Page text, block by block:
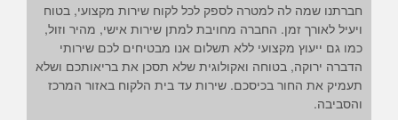
חברתנו שמה לה למטרה לספק לכל לקוח שירות מקצועי, בטוח
ויעיל לאורך זמן. החברה מחויבת למתן שירות אישי, מהיר וזול,
כמו גם ייעוץ מקצועי ללא תשלום אנו מבטיחים לכם שירותי
הדברה ירוקה, בטוחה ואקולוגית שלא תסכן את בריאותכם ושלא
תעמיק את החור בכיסכם. שירות עד בית הלקוח באזור המרכז
והסביבה.